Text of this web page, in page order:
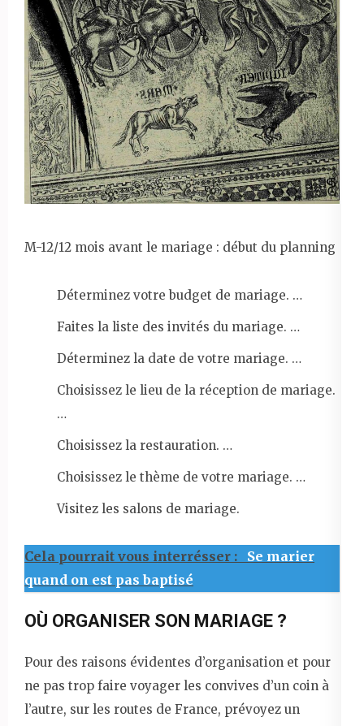
M-12/12 mois avant le mariage : début du planning
Déterminez votre budget de mariage. …
Faites la liste des invités du mariage. …
Déterminez la date de votre mariage. …
Choisissez le lieu de la réception de mariage.
…
Choisissez la restauration. …
Choisissez le thème de votre mariage. …
Visitez les salons de mariage.
Cela pourrait vous interrésser :
Se marier
quand on est pas baptisé
OÙ ORGANISER SON MARIAGE ?
Pour des raisons évidentes d’organisation et pour
ne pas trop faire voyager les convives d’un coin à
l’autre, sur les routes de France, prévoyez un